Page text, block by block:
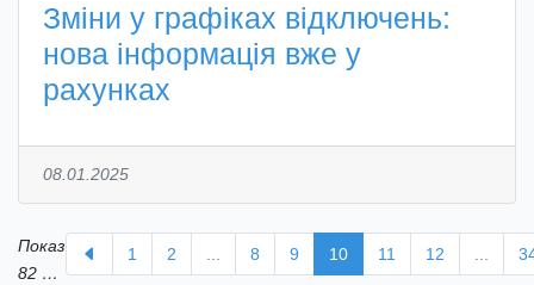
Зміни у графіках відключень:
нова інформація вже у
рахунках
08.01.2025
Показ
82 …
1 2 ... 8 9 10 11 12 ...